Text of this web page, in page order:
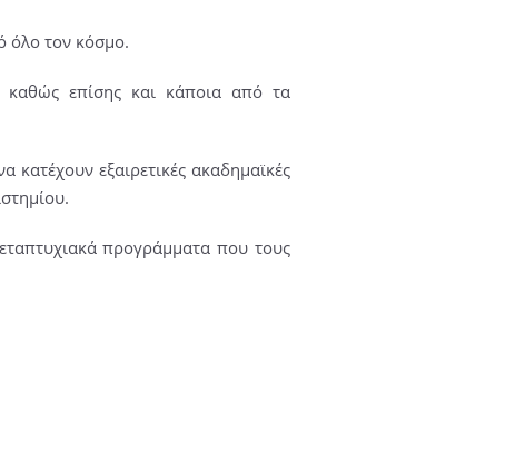
όλο τον κόσμο.
καθώς επίσης και κάποια από τα
εξαιρετικές ακαδημαϊκές
προγράμματα που τους